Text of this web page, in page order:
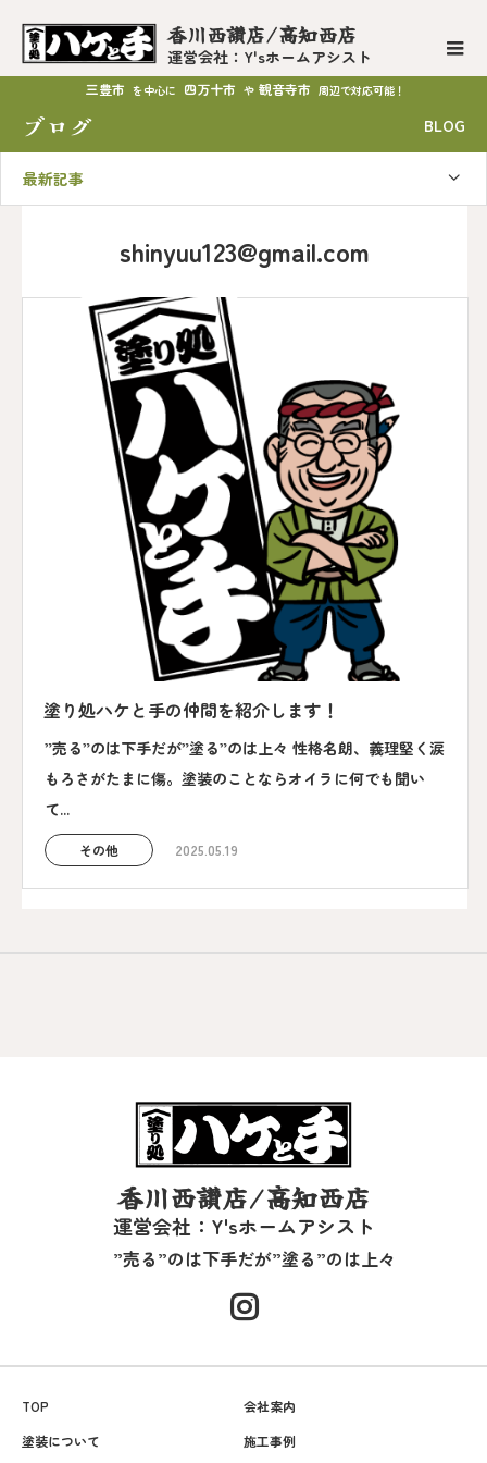
香川西讃店/高知西店
運営会社：Y'sホームアシスト
三豊市 を中心に 四万十市 や 観音寺市 周辺で対応可能！
ブログ BLOG
最新記事
shinyuu123@gmail.com
塗り処ハケと手の仲間を紹介します！
”売る”のは下手だが”塗る”のは上々 性格名朗、義理堅く涙
もろさがたまに傷。塗装のことならオイラに何でも聞い
て...
その他 2025.05.19
香川西讃店/高知西店
運営会社：Y'sホームアシスト
”売る”のは下手だが”塗る”のは上々
TOP
会社案内
塗装について
施工事例